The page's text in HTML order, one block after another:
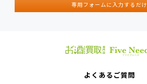
専用フォームに入力するだけ
よくあるご質問